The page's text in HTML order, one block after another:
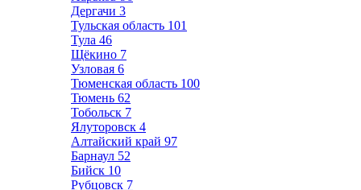
Дергачи 3
Тульская область 101
Тула 46
Щёкино 7
Узловая 6
Тюменская область 100
Тюмень 62
Тобольск 7
Ялуторовск 4
Алтайский край 97
Барнаул 52
Бийск 10
Рубцовск 7